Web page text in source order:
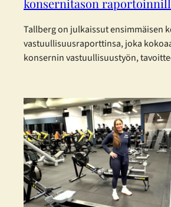
konsernitason
Tallberg on julkaissut ensimmäisen
vastuullisuusraporttinsa, joka
konsernin vastuullisuustyön,
standardeja mukaillen. Tallberg ei
kestävyysraportoinnin piiriin, mutta
raportoida vastuullisuudestaan
Konsernin vastuullisuusraportti on
EFRAG:n (European Financial
Group) joulukuussa 2025 julkaisemia
yksinkertaistettuja ESRS-
haluun…